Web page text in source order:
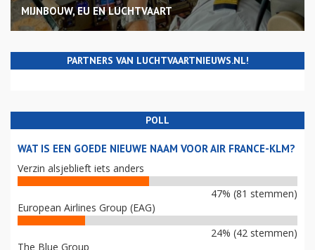
MIJNBOUW, EU EN LUCHTVAART
PARTNERS VAN LUCHTVAARTNIEUWS.NL!
POLL
WAT IS EEN GOEDE NIEUWE NAAM VOOR AIR FRANCE-KLM?
Verzin alsjeblieft iets anders
47% (81 stemmen)
European Airlines Group (EAG)
24% (42 stemmen)
The Blue Group